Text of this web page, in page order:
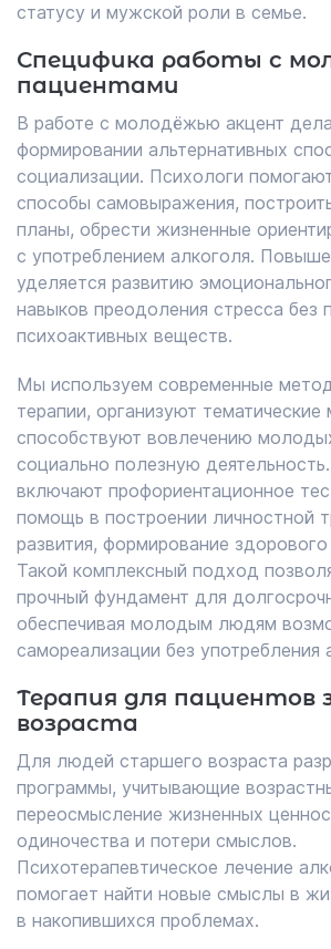
статусу и мужской роли в семье.
Специфика работы с
пациентами
В работе с молодёжью акцент
формировании альтернативных
социализации. Психологи
способы самовыражения,
планы, обрести жизненные
с употреблением алкоголя.
уделяется развитию
навыков преодоления стресса без
психоактивных веществ.
Мы используем современные
терапии, организуют
способствуют вовлечению
социально полезную
включают профориентационное
помощь в построении личностной
развития, формирование
Такой комплексный подход
прочный фундамент для
обеспечивая молодым людям
самореализации без употребления
Терапия для пациентов
возраста
Для людей старшего возраста
программы, учитывающие
переосмысление жизненных
одиночества и потери смыслов.
Психотерапевтическое лечение
помогает найти новые смыслы в
в накопившихся проблемах.